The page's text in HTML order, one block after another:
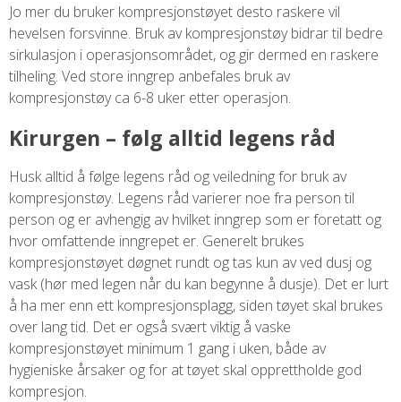
Jo mer du bruker kompresjonstøyet desto raskere vil
hevelsen forsvinne. Bruk av kompresjonstøy bidrar til bedre
sirkulasjon i operasjonsområdet, og gir dermed en raskere
tilheling. Ved store inngrep anbefales bruk av
kompresjonstøy ca 6-8 uker etter operasjon.
Kirurgen – følg alltid legens råd
Husk alltid å følge legens råd og veiledning for bruk av
kompresjonstøy. Legens råd varierer noe fra person til
person og er avhengig av hvilket inngrep som er foretatt og
hvor omfattende inngrepet er. Generelt brukes
kompresjonstøyet døgnet rundt og tas kun av ved dusj og
vask (hør med legen når du kan begynne å dusje). Det er lurt
å ha mer enn ett kompresjonsplagg, siden tøyet skal brukes
over lang tid. Det er også svært viktig å vaske
kompresjonstøyet minimum 1 gang i uken, både av
hygieniske årsaker og for at tøyet skal opprettholde god
kompresjon.